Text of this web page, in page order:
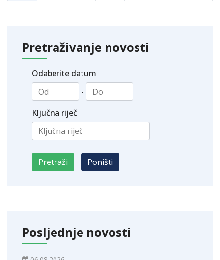
Pretraživanje novosti
Odaberite datum
-
Ključna riječ
Posljednje novosti